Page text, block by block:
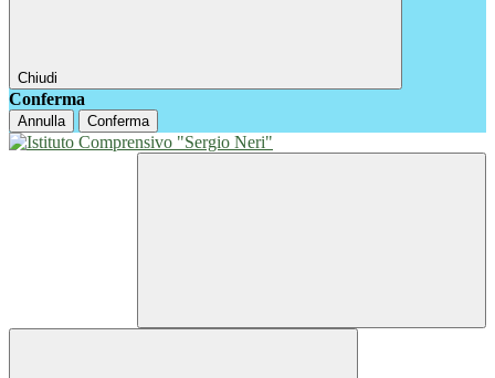
Chiudi
Conferma
Annulla Conferma